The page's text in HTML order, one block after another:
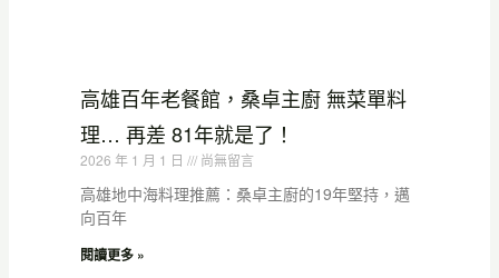
高雄百年老餐館，桑卓主廚 無菜單料
理… 再差 81年就是了！
2026 年 1 月 1 日 尚無留言
高雄地中海料理推薦：桑卓主廚的19年堅持，邁
向百年
閱讀更多 »